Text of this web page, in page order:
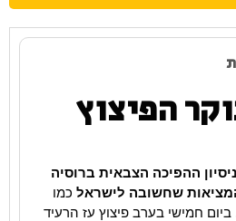
הפיצוץ
ההפיכה הצבאית ברוסיה
שחשובה לישראל כמו
ביום חמישי בערב פיצוץ עז הרעיד